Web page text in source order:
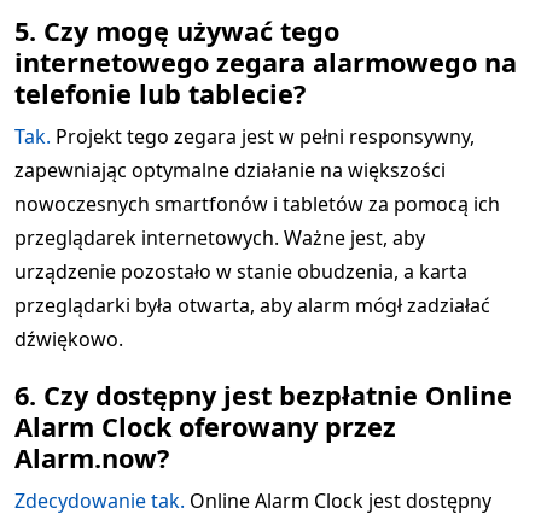
5. Czy mogę używać tego
internetowego zegara alarmowego na
telefonie lub tablecie?
Tak. Projekt tego zegara jest w pełni responsywny,
zapewniając optymalne działanie na większości
nowoczesnych smartfonów i tabletów za pomocą ich
przeglądarek internetowych. Ważne jest, aby
urządzenie pozostało w stanie obudzenia, a karta
przeglądarki była otwarta, aby alarm mógł zadziałać
dźwiękowo.
6. Czy dostępny jest bezpłatnie Online
Alarm Clock oferowany przez
Alarm.now?
Zdecydowanie tak. Online Alarm Clock jest dostępny